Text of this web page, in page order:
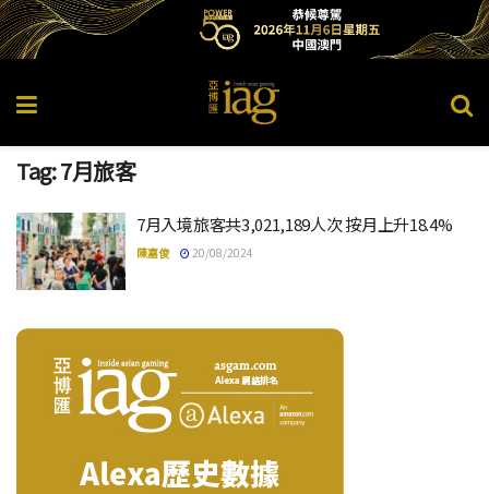
Tag:7月旅客
7月入境旅客共3,021,189人次 按月上升18.4%
陳嘉俊 20/08/2024